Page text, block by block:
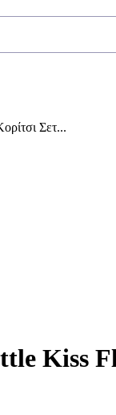
Σετ...
Kiss